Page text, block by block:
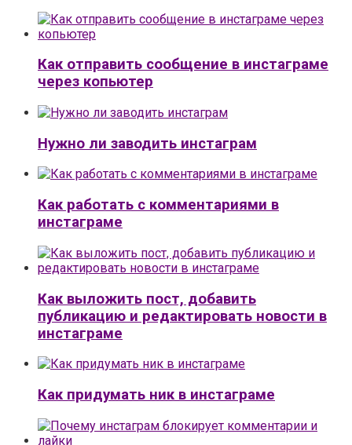
Как отправить сообщение в инстаграме
через копьютер
Нужно ли заводить инстаграм
Как работать с комментариями в
инстаграме
Как выложить пост, добавить
публикацию и редактировать новости в
инстаграме
Как придумать ник в инстаграме